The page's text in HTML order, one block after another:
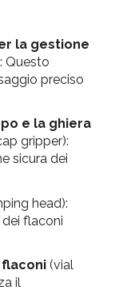
la gestione
: Questo
preciso
e la ghiera
gripper):
sicura dei
head):
dei flaconi
(vial
il